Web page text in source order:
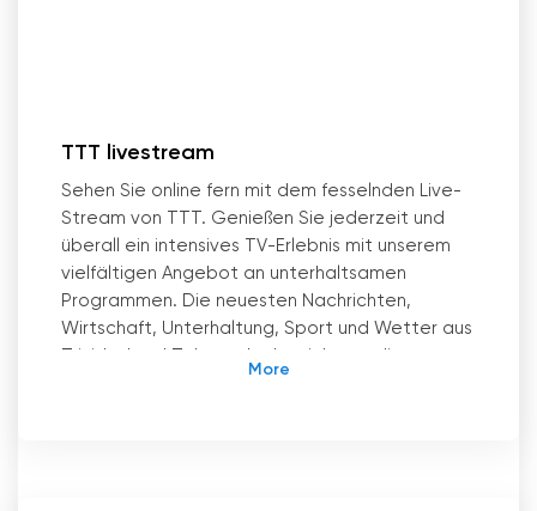
TTT livestream
Sehen Sie online fern mit dem fesselnden Live-
Stream von TTT. Genießen Sie jederzeit und
überall ein intensives TV-Erlebnis mit unserem
vielfältigen Angebot an unterhaltsamen
Programmen. Die neuesten Nachrichten,
Wirtschaft, Unterhaltung, Sport und Wetter aus